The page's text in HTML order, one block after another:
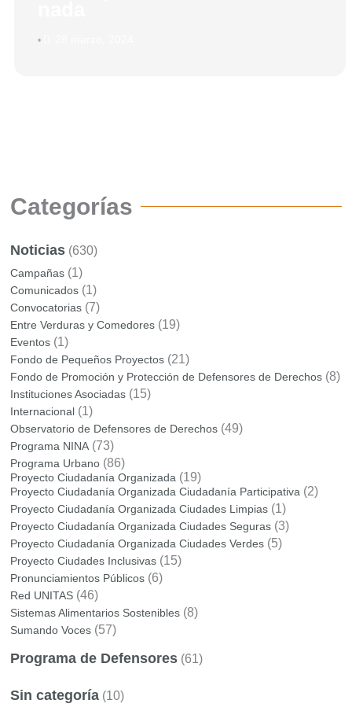
•
Categorías
Noticias (630)
Campañas (1)
Comunicados (1)
Convocatorias (7)
Entre Verduras y Comedores (19)
Eventos (1)
Fondo de Pequeños Proyectos (21)
Fondo de Promoción y Protección de Defensores de Derechos (8)
Instituciones Asociadas (15)
Internacional (1)
Observatorio de Defensores de Derechos (49)
Programa NINA (73)
Programa Urbano (86)
Proyecto Ciudadanía Organizada (19)
Proyecto Ciudadanía Organizada Ciudadanía Participativa (2)
Proyecto Ciudadanía Organizada Ciudades Limpias (1)
Proyecto Ciudadanía Organizada Ciudades Seguras (3)
Proyecto Ciudadanía Organizada Ciudades Verdes (5)
Proyecto Ciudades Inclusivas (15)
Pronunciamientos Públicos (6)
Red UNITAS (46)
Sistemas Alimentarios Sostenibles (8)
Sumando Voces (57)
Programa de Defensores (61)
Sin categoría (10)